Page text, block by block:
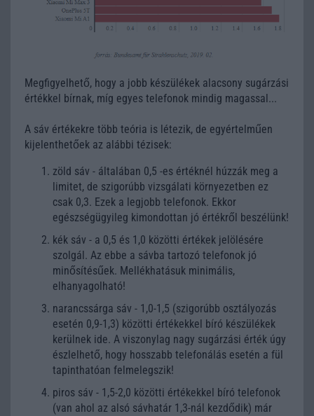
Megfigyelhető, hogy a jobb készülékek alacsony sugárzási
értékkel bírnak, míg egyes telefonok mindig magassal...
A sáv értékekre több teória is létezik, de egyértelműen
kijelenthetőek az alábbi tézisek:
zöld sáv - általában 0,5 -es értéknél húzzák meg a
limitet, de szigorúbb vizsgálati környezetben ez
csak 0,3. Ezek a legjobb telefonok. Ekkor
egészségügyileg kimondottan jó értékről beszélünk!
kék sáv - a 0,5 és 1,0 közötti értékek jelölésére
szolgál. Az ebbe a sávba tartozó telefonok jó
minősítésűek. Mellékhatásuk minimális,
elhanyagolható!
narancssárga sáv - 1,0-1,5 (szigorúbb osztályozás
esetén 0,9-1,3) közötti értékekkel bíró készülékek
kerülnek ide. A viszonylag nagy sugárzási érték úgy
észlelhető, hogy hosszabb telefonálás esetén a fül
tapinthatóan felmelegszik!
piros sáv - 1,5-2,0 közötti értékekkel bíró telefonok
(van ahol az alsó sávhatár 1,3-nál kezdődik) már